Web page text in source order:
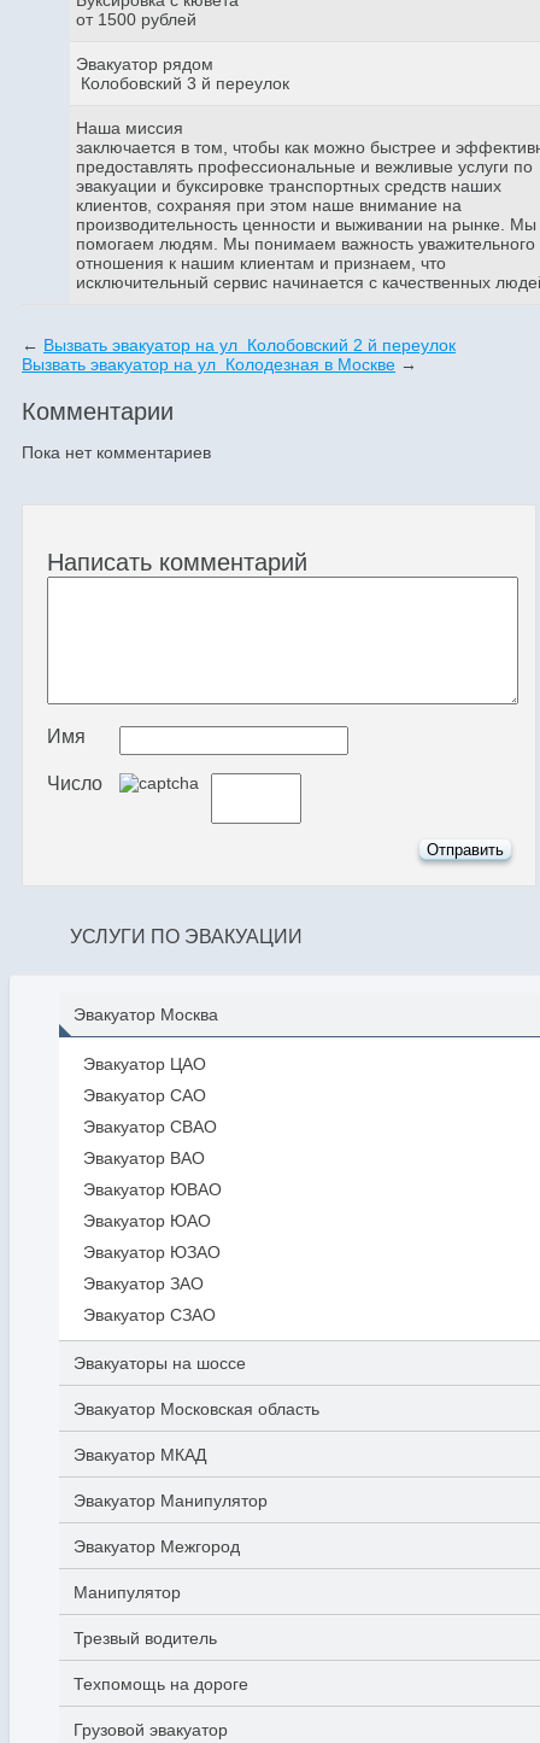
от 1500 рублей
Эвакуатор рядом
Колобовский 3 й переулок
Наша миссия
заключается в том, чтобы как можно быстрее и
предоставлять профессиональные и вежливые услуги по
эвакуации и буксировке транспортных средств наших
клиентов, сохраняя при этом наше внимание на
производительность ценности и выживании на рынке. Мы
помогаем людям. Мы понимаем важность уважительного
отношения к нашим клиентам и признаем, что
исключительный сервис начинается с качественных
← Вызвать эвакуатор на ул Колобовский 2 й переулок
Вызвать эвакуатор на ул Колодезная в Москве →
Комментарии
Пока нет комментариев
Написать комментарий
Имя
Число
УСЛУГИ ПО ЭВАКУАЦИИ
Эвакуатор Москва
Эвакуатор ЦАО
Эвакуатор САО
Эвакуатор СВАО
Эвакуатор ВАО
Эвакуатор ЮВАО
Эвакуатор ЮАО
Эвакуатор ЮЗАО
Эвакуатор ЗАО
Эвакуатор СЗАО
Эвакуаторы на шоссе
Эвакуатор Московская область
Эвакуатор МКАД
Эвакуатор Манипулятор
Эвакуатор Межгород
Манипулятор
Трезвый водитель
Техпомощь на дороге
Грузовой эвакуатор